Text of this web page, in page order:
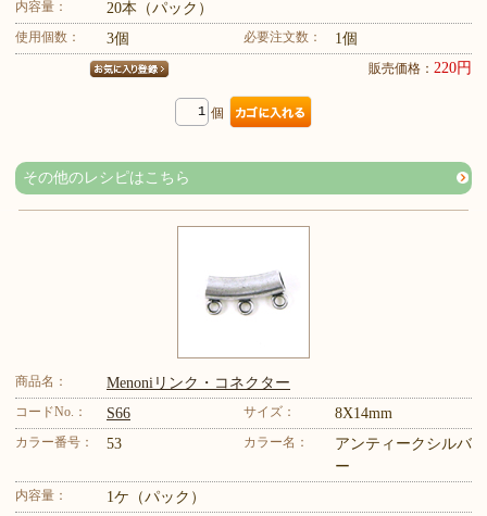
内容量： 20本（パック）
使用個数： 3個 必要注文数： 1個
販売価格： 220円
個
その他のレシピはこちら
商品名： Menoniリンク・コネクター
コードNo.： S66 サイズ： 8X14mm
カラー番号： 53 カラー名：
アンティークシルバ
ー
内容量： 1ケ（パック）